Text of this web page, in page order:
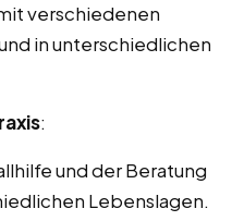
verschiedenen
in unterschiedlichen
:
und der Beratung
Lebenslagen.